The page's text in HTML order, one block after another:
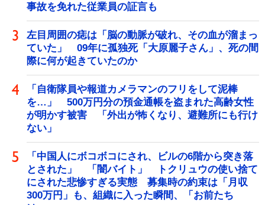
事故を免れた従業員の証言も
左目周囲の痣は「脳の動脈が破れ、その血が溜まっ
ていた」 09年に孤独死「大原麗子さん」、死の間
際に何が起きていたのか
「自衛隊員や報道カメラマンのフリをして泥棒
を…」 500万円分の預金通帳を盗まれた高齢女性
が明かす被害 「外出が怖くなり、避難所にも行け
ない」
「中国人にボコボコにされ、ビルの6階から突き落
とされた」 「闇バイト」 トクリュウの使い捨て
にされた悲惨すぎる実態 募集時の約束は「月収
300万円」も、組織に入った瞬間、「お前たち